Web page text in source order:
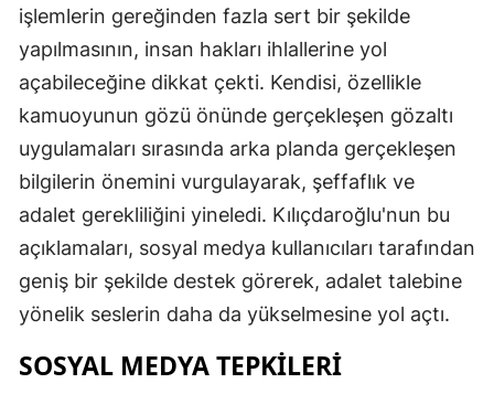
işlemlerin gereğinden fazla sert bir şekilde
yapılmasının, insan hakları ihlallerine yol
açabileceğine dikkat çekti. Kendisi, özellikle
kamuoyunun gözü önünde gerçekleşen gözaltı
uygulamaları sırasında arka planda gerçekleşen
bilgilerin önemini vurgulayarak, şeffaflık ve
adalet gerekliliğini yineledi. Kılıçdaroğlu'nun bu
açıklamaları, sosyal medya kullanıcıları tarafından
geniş bir şekilde destek görerek, adalet talebine
yönelik seslerin daha da yükselmesine yol açtı.
SOSYAL MEDYA TEPKILERI